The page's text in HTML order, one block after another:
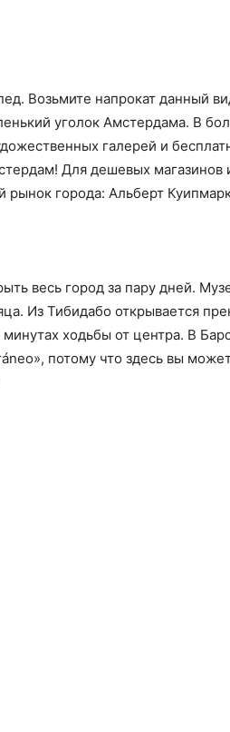
Возьмите напрокат данный
уголок Амстердама. В
галерей и
Для дешевых магазинов
рынок города: Альберт
весь город за пару дней.
Из Тибидабо открывается
ходьбы от центра. В
потому что здесь вы